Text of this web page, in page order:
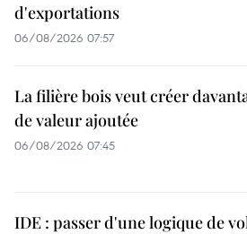
d'exportations
06/08/2026 07:57
La filière bois veut créer
de valeur ajoutée
06/08/2026 07:45
IDE : passer d'une logique de